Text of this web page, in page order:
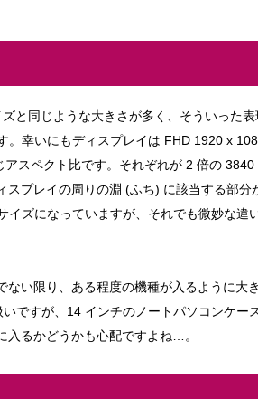
と同じような大きさが多く、そういった表
幸いにもディスプレイは FHD 1920 x
スペクト比です。それぞれが 2 倍の
プレイの周りの淵 (ふち) に該当する部分
ズになっていますが、それでも微妙な違
い限り、ある程度の機種が入るように大
ですが、14 インチのノートパソコンケー
るかどうかも心配ですよね…。